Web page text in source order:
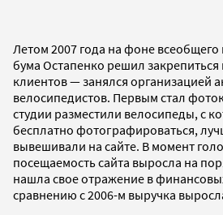
Летом 2007 года на фоне всеобщего
бума Остапенко решил закрепиться
клиентов — занялся организацией
велосипедистов. Первым стал
студии разместили велосипеды, с
бесплатно фотографироваться,
вывешивали на сайте. В момент
посещаемость сайта выросла на
нашла свое отражение в
сравнению с 2006-м выручка